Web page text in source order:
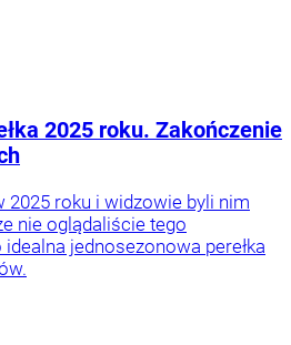
2025 roku. Zakończenie
2025 roku i widzowie byli nim
nie oglądaliście tego
jednosezonowa perełka